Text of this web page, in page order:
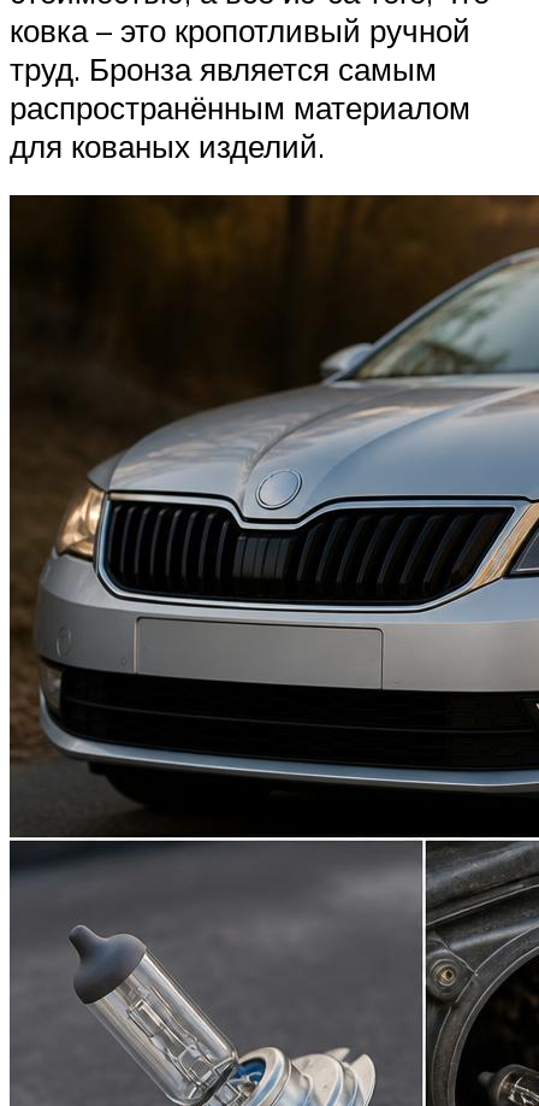
ковка – это кропотливый ручной
труд. Бронза является самым
распространённым материалом
для кованых изделий.